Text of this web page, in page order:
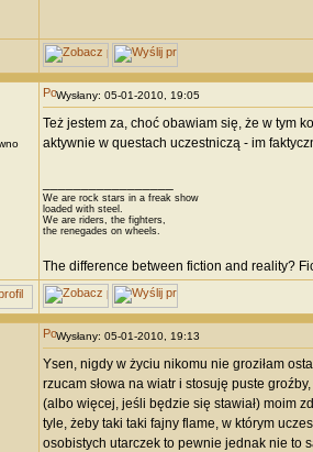
Wysłany: 05-01-2010, 19:05
Też jestem za, choć obawiam się, że w tym
aktywnie w questach uczestniczą - im
We are rock stars in a freak show
loaded with steel.
We are riders, the fighters,
the renegades on wheels.
The difference between fiction and reality?
Wysłany: 05-01-2010, 19:13
Ysen, nigdy w życiu nikomu nie groziłam
rzucam słowa na wiatr i stosuję puste
(albo więcej, jeśli będzie się stawiał) moim
tyle, żeby taki taki fajny flame, w którym
osobistych utarczek to pewnie jednak nie to